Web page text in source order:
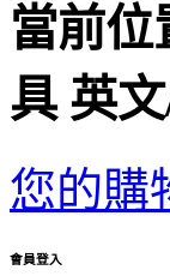
當前位
具 英
您的購
會員登入